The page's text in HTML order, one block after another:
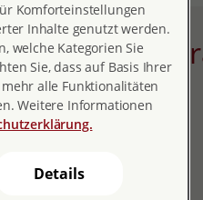
wird, gerät die
Die aktuellen
betrachtet, ob
Komforteinstellungen
Inhalte genutzt werden.
welche Kategorien Sie
Sie, dass auf Basis Ihrer
alle Funktionalitäten
Weitere Informationen
Details